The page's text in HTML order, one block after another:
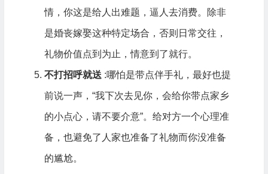
情，你这是给人出难题，逼人去消费。除非
是婚丧嫁娶这种特定场合，否则日常交往，
礼物价值点到为止，情意到了就行。
不打招呼就送 :哪怕是带点伴手礼，最好也提
前说一声，“我下次去见你，会给你带点家乡
的小点心，请不要介意”。给对方一个心理准
备，也避免了人家也准备了礼物而你没准备
的尴尬。